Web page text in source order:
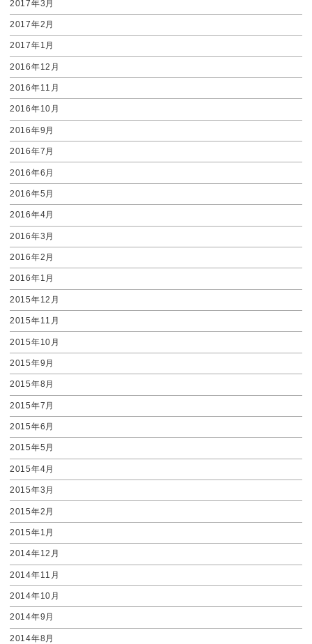
2017年3月
2017年2月
2017年1月
2016年12月
2016年11月
2016年10月
2016年9月
2016年7月
2016年6月
2016年5月
2016年4月
2016年3月
2016年2月
2016年1月
2015年12月
2015年11月
2015年10月
2015年9月
2015年8月
2015年7月
2015年6月
2015年5月
2015年4月
2015年3月
2015年2月
2015年1月
2014年12月
2014年11月
2014年10月
2014年9月
2014年8月